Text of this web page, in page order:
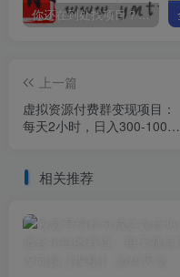
你还在到处找项目？还在当韭菜？我靠卖项目一个月收入5万+，曾经我也是个失败者。
上一篇
虚拟资源付费群变现项目：
每天2小时，日入300-1000+
相关推荐